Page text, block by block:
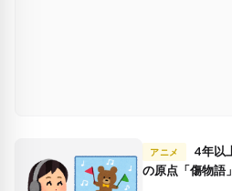
アニメ
の原点「傷物語」